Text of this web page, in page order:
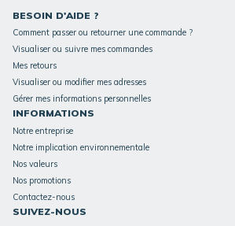
BESOIN D'AIDE ?
Comment passer ou retourner une commande ?
Visualiser ou suivre mes commandes
Mes retours
Visualiser ou modifier mes adresses
Gérer mes informations personnelles
INFORMATIONS
Notre entreprise
Notre implication environnementale
Nos valeurs
Nos promotions
Contactez-nous
SUIVEZ-NOUS